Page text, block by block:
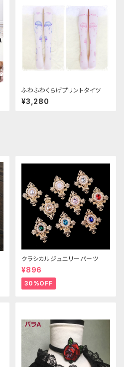
ふわふわくらげプリントタイツ
¥3,280
クラシカルジュエリーパーツ
¥896
30%OFF